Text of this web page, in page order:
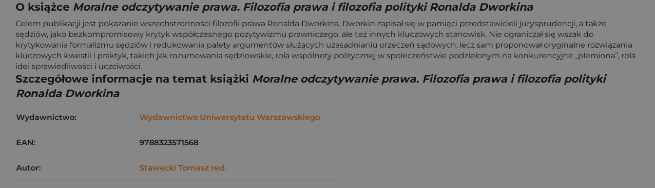
O książce Moralne odczytywanie prawa. Filozofia prawa i filozofia polityki Ronalda Dworkina
Celem publikacji jest pokazanie wszechstronności filozofii prawa Ronalda Dworkina. Dworkin zapisał się w pamięci przedstawicieli jurysprudencji, a także
sędziów, jako bezkompromisowy krytyk współczesnego pozytywizmu prawniczego, ale też innych kluczowych stanowisk. Nie ograniczał się wszak do
krytykowania formalizmu sędziów i redukowania palety argumentów służących uzasadnianiu orzeczeń sądowych, lecz sam proponował oryginalne rozwiązania
kluczowych kwestii i praktyk, takich jak rozumowania sędziowskie, rola wspólnoty politycznej w społeczeństwie podzielonym na konkurencyjne „plemiona”, rola
idei sprawiedliwości i uczciwości.
Szczegółowe informacje na temat książki Moralne odczytywanie prawa. Filozofia prawa i filozofia polityki
Ronalda Dworkina
Wydawnictwo: Wydawnictwo Uniwersytetu Warszawskiego
EAN: 9788323571568
Autor: Stawecki Tomasz red.